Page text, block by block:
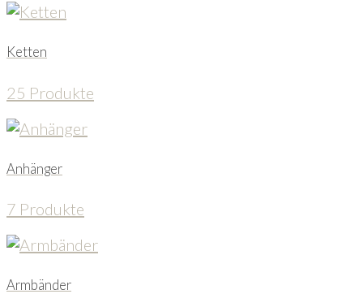
Ketten
25 Produkte
Anhänger
7 Produkte
Armbänder